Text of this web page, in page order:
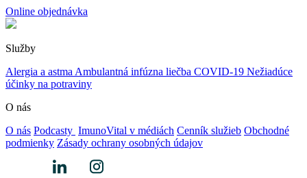
Online objednávka
Služby
Alergia a astma Ambulantná infúzna liečba COVID-19 Nežiadúce
účinky na potraviny
O nás
O nás Podcasty ImunoVital v médiách Cenník služieb Obchodné
podmienky Zásady ochrany osobných údajov